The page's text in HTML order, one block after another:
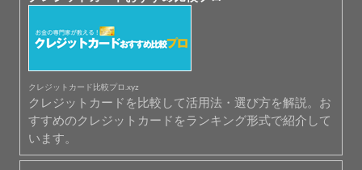
クレジットカード比較プロ.xyz
クレジットカードを比較して活用法・選び方を解説。お
すすめのクレジットカードをランキング形式で紹介して
います。